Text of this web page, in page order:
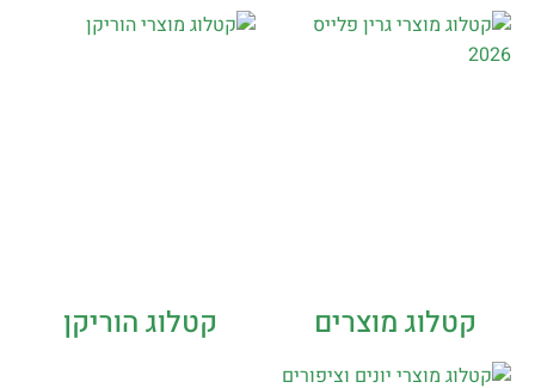
קטלוג מוצרים קטלוג הוריקן